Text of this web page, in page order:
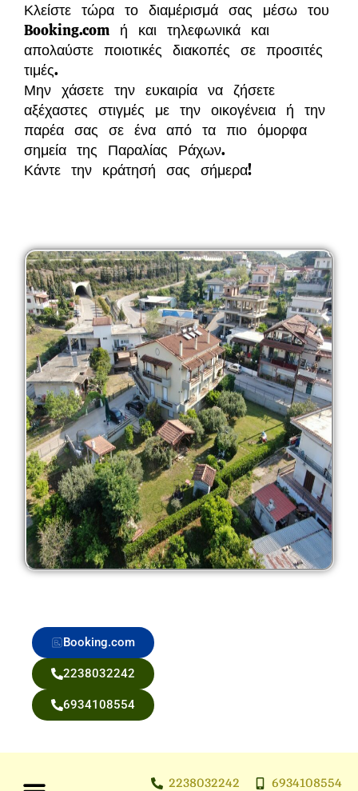
Κλείστε τώρα το διαμέρισμά σας μέσω του
Booking.com ή και τηλεφωνικά και
απολαύστε ποιοτικές διακοπές σε προσιτές
τιμές.
Μην χάσετε την ευκαιρία να ζήσετε
αξέχαστες στιγμές με την οικογένεια ή την
παρέα σας σε ένα από τα πιο όμορφα
σημεία της Παραλίας Ράχων.
Κάντε την κράτησή σας σήμερα!
Booking.com
2238032242
6934108554
2238032242 6934108554